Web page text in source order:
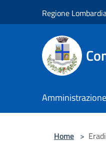
Regione
Amministrazione
Home >